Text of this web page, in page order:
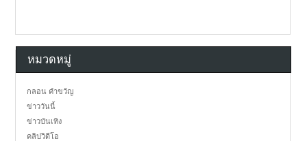
หมวดหมู่
กลอน คำขวัญ
ข่าววันนี้
ข่าวบันเทิง
คลิปวิดีโอ